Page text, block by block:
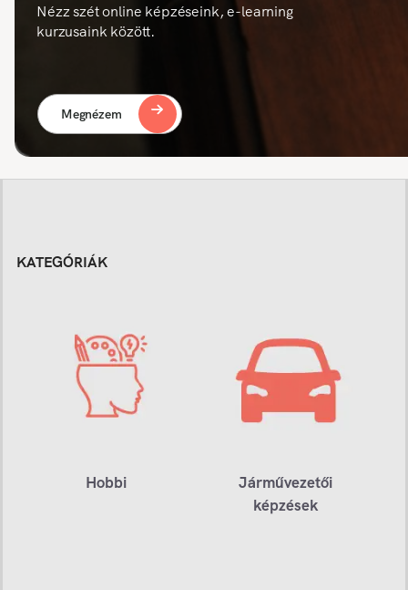
Nézz szét online képzéseink, e-learning
kurzusaink között.
Megnézem
KATEGÓRIÁK
Hobbi
Járművezetői
képzések